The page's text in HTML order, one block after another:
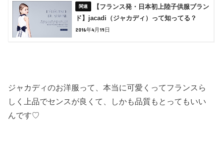
【フランス発・日本初上陸子供服ブラン
ド】jacadi（ジャカディ）って知ってる？
2016年4月19日
ジャカディのお洋服って、本当に可愛くってフランスら
しく上品でセンスが良くて、しかも品質もとってもいい
んです♡